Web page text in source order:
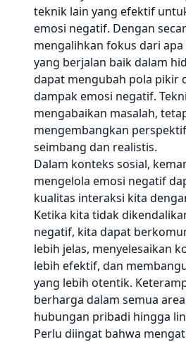
teknik lain yang efektif
emosi negatif. Dengan
mengalihkan fokus dari apa
yang berjalan baik dalam
dapat mengubah pola pikir
dampak emosi negatif.
mengabaikan masalah,
mengembangkan
seimbang dan realistis.
Dalam konteks sosial,
mengelola emosi negatif
kualitas interaksi kita
Ketika kita tidak
negatif, kita dapat
lebih jelas, menyelesaikan
lebih efektif, dan
yang lebih otentik.
berharga dalam semua
hubungan pribadi hingga
Perlu diingat bahwa